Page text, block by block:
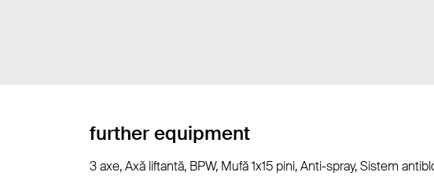
further equipment
3 axe, Axă liftantă, BPW, Mufă 1x15 pini, Anti-spray, Sistem